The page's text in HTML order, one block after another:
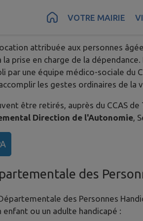
Pied de pageVOTRE MAIRIE
Autonomie
attribuée aux personnes
la prise en charge de la
par une équipe médico-sociale du
les gestes ordinaires de la
être retirés, auprès du CCAS de
Direction de l'Autonomie,
des
des Personnes
enfant ou un adulte handicapé :